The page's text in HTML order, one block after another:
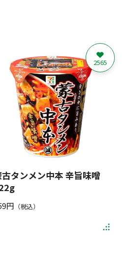
古タンメン中本 辛旨味噌
円 （税込）
2565